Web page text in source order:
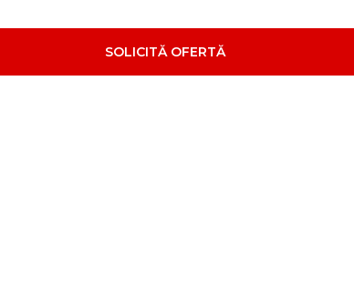
SOLICITĂ OFERTĂ